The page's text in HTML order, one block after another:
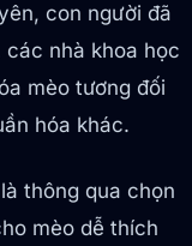
con người đã
các nhà khoa học
mèo tương đối
hóa khác.
thông qua chọn
mèo dễ thích